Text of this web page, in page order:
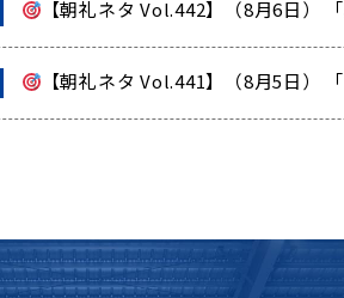
【朝礼ネタ Vol.442】（8月6日）
【朝礼ネタ Vol.441】（8月5日）